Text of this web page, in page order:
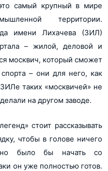
самый крупный в мире
территории.
имени Лихачева (ЗИЛ)
– жилой, деловой и
москвич, который сможет
– они для него, как
таких «москвичей» не
на другом заводе.
стоит рассказывать
чтобы в голове ничего
было бы начать со
он уже полностью готов.